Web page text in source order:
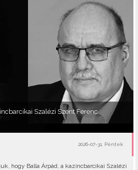
Szalézi Szent Ferenc
2026-07-31, Péntek
hogy Balla Árpád, a kazincbarcikai Szalézi